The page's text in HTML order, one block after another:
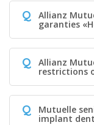
Q Allianz
garanties
Q Allianz
restrictions
Q Mutuelle
implant